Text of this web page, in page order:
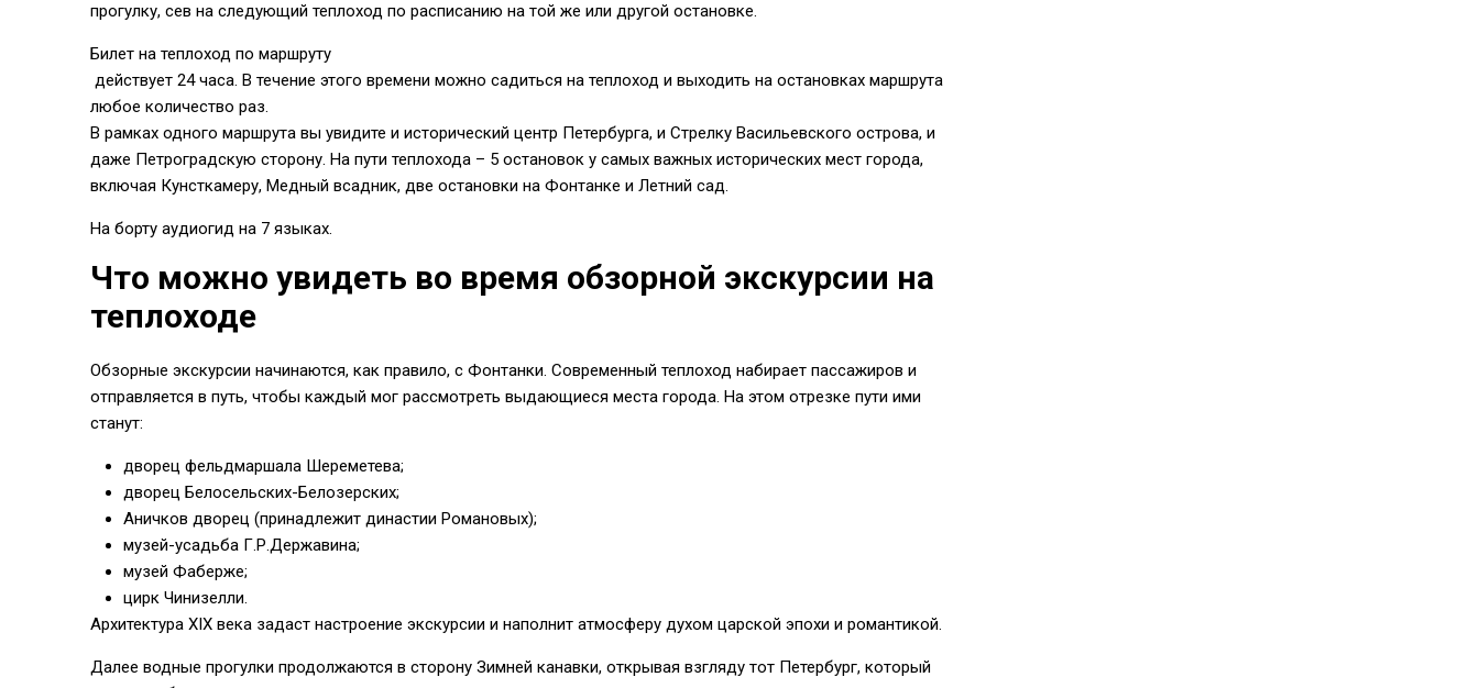
прогулку, сев на следующий теплоход по расписанию на той же или другой остановке.
Билет на теплоход по маршруту
действует 24 часа. В течение этого времени можно садиться на теплоход и выходить на остановках маршрута
любое количество раз.
В рамках одного маршрута вы увидите и исторический центр Петербурга, и Стрелку Васильевского острова, и
даже Петроградскую сторону. На пути теплохода – 5 остановок у самых важных исторических мест города,
включая Кунсткамеру, Медный всадник, две остановки на Фонтанке и Летний сад.
На борту аудиогид на 7 языках.
Что можно увидеть во время обзорной экскурсии на
теплоходе
Обзорные экскурсии начинаются, как правило, с Фонтанки. Современный теплоход набирает пассажиров и
отправляется в путь, чтобы каждый мог рассмотреть выдающиеся места города. На этом отрезке пути ими
станут:
дворец фельдмаршала Шереметева;
дворец Белосельских-Белозерских;
Аничков дворец (принадлежит династии Романовых);
музей-усадьба Г.Р.Державина;
музей Фаберже;
цирк Чинизелли.
Архитектура XIX века задаст настроение экскурсии и наполнит атмосферу духом царской эпохи и романтикой.
Далее водные прогулки продолжаются в сторону Зимней канавки, открывая взгляду тот Петербург, который